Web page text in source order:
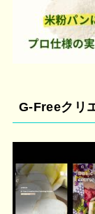
G-Freeクリ